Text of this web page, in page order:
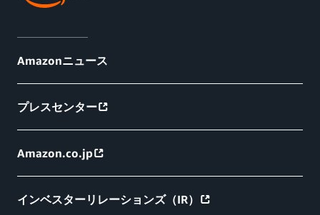
Amazonニュース
プレスセンター
Amazon.co.jp
インベスターリレーションズ（IR）